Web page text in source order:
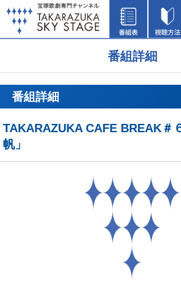
番組詳細
番組詳細
TAKARAZUKA CAFE BREAK＃
帆」